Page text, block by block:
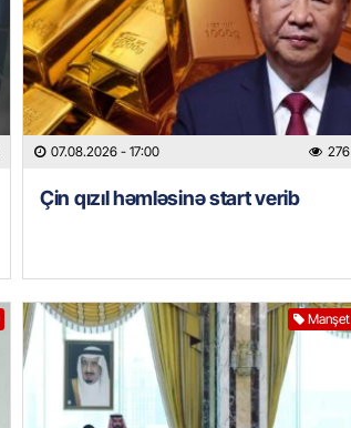
07.08.2026 - 17:00 276
Çin qızıl həmləsinə start verib
Manşet